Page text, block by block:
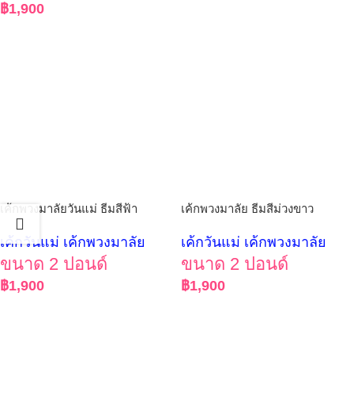
฿1,900
เค้กพวงมาลัยวันแม่ ธีมสีฟ้า
เค้กวันแม่ เค้กพวงมาลัย
ขนาด 2 ปอนด์
฿1,900
เค้กพวงมาลัย ธีมสีม่วงขาว
เค้กวันแม่ เค้กพวงมาลัย
ขนาด 2 ปอนด์
฿1,900